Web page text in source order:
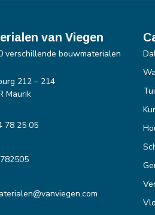
van Viegen
verschillende bouwmaterialen
212 – 214
Maurik
78 25 05